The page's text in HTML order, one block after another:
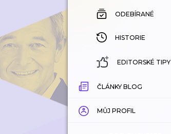
ODEBÍRANÉ
HISTORIE
EDITORSKÉ TIPY
ČLÁNKY BLOG
MŮJ PROFIL